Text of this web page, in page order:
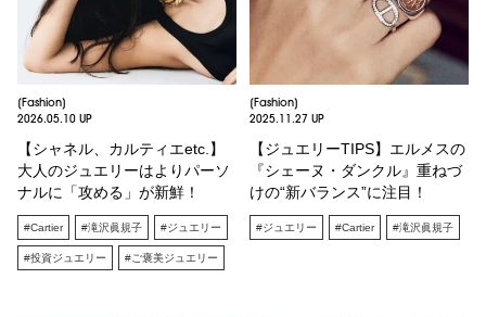
[Fashion]
2026.05.10 UP
【シャネル、カルティエetc.】
大人のジュエリーはよりパーソ
ナルに「攻める」が新鮮！
#Cartier #滝沢眞規子 #ジュエリー
#投資ジュエリー #ご褒美ジュエリー
[Fashion]
2025.11.27 UP
【ジュエリーTIPS】エルメスの
『シェーヌ・ダンクル』重ねづ
けの“新バランス”に注目！
#ジュエリー #Cartier #滝沢眞規子